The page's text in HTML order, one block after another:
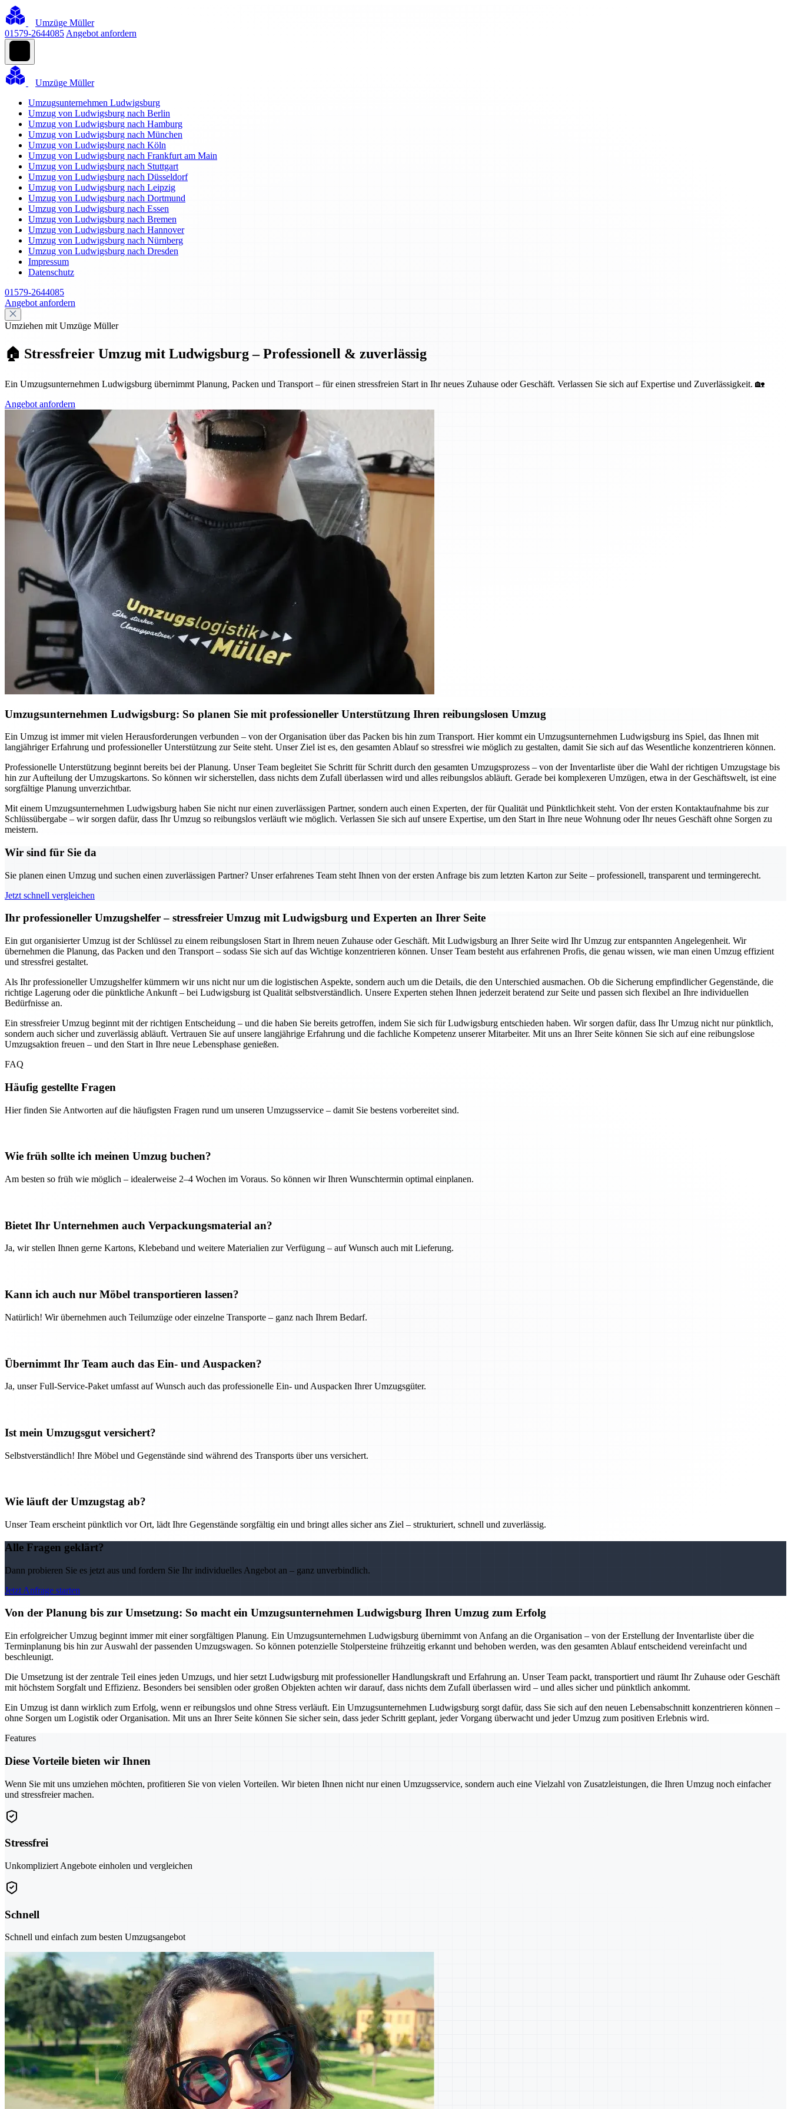
Umzüge Müller
01579-2644085 Angebot anfordern
Umzüge Müller
Umzugsunternehmen Ludwigsburg
Umzug von Ludwigsburg nach Berlin
Umzug von Ludwigsburg nach Hamburg
Umzug von Ludwigsburg nach München
Umzug von Ludwigsburg nach Köln
Umzug von Ludwigsburg nach Frankfurt am Main
Umzug von Ludwigsburg nach Stuttgart
Umzug von Ludwigsburg nach Düsseldorf
Umzug von Ludwigsburg nach Leipzig
Umzug von Ludwigsburg nach Dortmund
Umzug von Ludwigsburg nach Essen
Umzug von Ludwigsburg nach Bremen
Umzug von Ludwigsburg nach Hannover
Umzug von Ludwigsburg nach Nürnberg
Umzug von Ludwigsburg nach Dresden
Impressum
Datenschutz
01579-2644085
Angebot anfordern
Umziehen mit Umzüge Müller
🏠 Stressfreier Umzug mit Ludwigsburg – Professionell & zuverlässig
Ein Umzugsunternehmen Ludwigsburg übernimmt Planung, Packen und Transport – für einen stressfreien Start in Ihr neues Zuhause oder Geschäft. Verlassen Sie sich auf Expertise und Zuverlässigkeit. 🏡
Angebot anfordern
Umzugsunternehmen Ludwigsburg: So planen Sie mit professioneller Unterstützung Ihren reibungslosen Umzug
Ein Umzug ist immer mit vielen Herausforderungen verbunden – von der Organisation über das Packen bis hin zum Transport. Hier kommt ein Umzugsunternehmen Ludwigsburg ins Spiel, das Ihnen mit
langjähriger Erfahrung und professioneller Unterstützung zur Seite steht. Unser Ziel ist es, den gesamten Ablauf so stressfrei wie möglich zu gestalten, damit Sie sich auf das Wesentliche konzentrieren können.
Professionelle Unterstützung beginnt bereits bei der Planung. Unser Team begleitet Sie Schritt für Schritt durch den gesamten Umzugsprozess – von der Inventarliste über die Wahl der richtigen Umzugstage bis
hin zur Aufteilung der Umzugskartons. So können wir sicherstellen, dass nichts dem Zufall überlassen wird und alles reibungslos abläuft. Gerade bei komplexeren Umzügen, etwa in der Geschäftswelt, ist eine
sorgfältige Planung unverzichtbar.
Mit einem Umzugsunternehmen Ludwigsburg haben Sie nicht nur einen zuverlässigen Partner, sondern auch einen Experten, der für Qualität und Pünktlichkeit steht. Von der ersten Kontaktaufnahme bis zur
Schlüssübergabe – wir sorgen dafür, dass Ihr Umzug so reibungslos verläuft wie möglich. Verlassen Sie sich auf unsere Expertise, um den Start in Ihre neue Wohnung oder Ihr neues Geschäft ohne Sorgen zu
meistern.
Wir sind für Sie da
Sie planen einen Umzug und suchen einen zuverlässigen Partner? Unser erfahrenes Team steht Ihnen von der ersten Anfrage bis zum letzten Karton zur Seite – professionell, transparent und termingerecht.
Jetzt schnell vergleichen
Ihr professioneller Umzugshelfer – stressfreier Umzug mit Ludwigsburg und Experten an Ihrer Seite
Ein gut organisierter Umzug ist der Schlüssel zu einem reibungslosen Start in Ihrem neuen Zuhause oder Geschäft. Mit Ludwigsburg an Ihrer Seite wird Ihr Umzug zur entspannten Angelegenheit. Wir
übernehmen die Planung, das Packen und den Transport – sodass Sie sich auf das Wichtige konzentrieren können. Unser Team besteht aus erfahrenen Profis, die genau wissen, wie man einen Umzug effizient
und stressfrei gestaltet.
Als Ihr professioneller Umzugshelfer kümmern wir uns nicht nur um die logistischen Aspekte, sondern auch um die Details, die den Unterschied ausmachen. Ob die Sicherung empfindlicher Gegenstände, die
richtige Lagerung oder die pünktliche Ankunft – bei Ludwigsburg ist Qualität selbstverständlich. Unsere Experten stehen Ihnen jederzeit beratend zur Seite und passen sich flexibel an Ihre individuellen
Bedürfnisse an.
Ein stressfreier Umzug beginnt mit der richtigen Entscheidung – und die haben Sie bereits getroffen, indem Sie sich für Ludwigsburg entschieden haben. Wir sorgen dafür, dass Ihr Umzug nicht nur pünktlich,
sondern auch sicher und zuverlässig abläuft. Vertrauen Sie auf unsere langjährige Erfahrung und die fachliche Kompetenz unserer Mitarbeiter. Mit uns an Ihrer Seite können Sie sich auf eine reibungslose
Umzugsaktion freuen – und den Start in Ihre neue Lebensphase genießen.
FAQ
Häufig gestellte Fragen
Hier finden Sie Antworten auf die häufigsten Fragen rund um unseren Umzugsservice – damit Sie bestens vorbereitet sind.
Wie früh sollte ich meinen Umzug buchen?
Am besten so früh wie möglich – idealerweise 2–4 Wochen im Voraus. So können wir Ihren Wunschtermin optimal einplanen.
Bietet Ihr Unternehmen auch Verpackungsmaterial an?
Ja, wir stellen Ihnen gerne Kartons, Klebeband und weitere Materialien zur Verfügung – auf Wunsch auch mit Lieferung.
Kann ich auch nur Möbel transportieren lassen?
Natürlich! Wir übernehmen auch Teilumzüge oder einzelne Transporte – ganz nach Ihrem Bedarf.
Übernimmt Ihr Team auch das Ein- und Auspacken?
Ja, unser Full-Service-Paket umfasst auf Wunsch auch das professionelle Ein- und Auspacken Ihrer Umzugsgüter.
Ist mein Umzugsgut versichert?
Selbstverständlich! Ihre Möbel und Gegenstände sind während des Transports über uns versichert.
Wie läuft der Umzugstag ab?
Unser Team erscheint pünktlich vor Ort, lädt Ihre Gegenstände sorgfältig ein und bringt alles sicher ans Ziel – strukturiert, schnell und zuverlässig.
Alle Fragen geklärt?
Dann probieren Sie es jetzt aus und fordern Sie Ihr individuelles Angebot an – ganz unverbindlich.
Jetzt Anfrage starten
Von der Planung bis zur Umsetzung: So macht ein Umzugsunternehmen Ludwigsburg Ihren Umzug zum Erfolg
Ein erfolgreicher Umzug beginnt immer mit einer sorgfältigen Planung. Ein Umzugsunternehmen Ludwigsburg übernimmt von Anfang an die Organisation – von der Erstellung der Inventarliste über die
Terminplanung bis hin zur Auswahl der passenden Umzugswagen. So können potenzielle Stolpersteine frühzeitig erkannt und behoben werden, was den gesamten Ablauf entscheidend vereinfacht und
beschleunigt.
Die Umsetzung ist der zentrale Teil eines jeden Umzugs, und hier setzt Ludwigsburg mit professioneller Handlungskraft und Erfahrung an. Unser Team packt, transportiert und räumt Ihr Zuhause oder Geschäft
mit höchstem Sorgfalt und Effizienz. Besonders bei sensiblen oder großen Objekten achten wir darauf, dass nichts dem Zufall überlassen wird – und alles sicher und pünktlich ankommt.
Ein Umzug ist dann wirklich zum Erfolg, wenn er reibungslos und ohne Stress verläuft. Ein Umzugsunternehmen Ludwigsburg sorgt dafür, dass Sie sich auf den neuen Lebensabschnitt konzentrieren können –
ohne Sorgen um Logistik oder Organisation. Mit uns an Ihrer Seite können Sie sicher sein, dass jeder Schritt geplant, jeder Vorgang überwacht und jeder Umzug zum positiven Erlebnis wird.
Features
Diese Vorteile bieten wir Ihnen
Wenn Sie mit uns umziehen möchten, profitieren Sie von vielen Vorteilen. Wir bieten Ihnen nicht nur einen Umzugsservice, sondern auch eine Vielzahl von Zusatzleistungen, die Ihren Umzug noch einfacher
und stressfreier machen.
Stressfrei
Unkompliziert Angebote einholen und vergleichen
Schnell
Schnell und einfach zum besten Umzugsangebot